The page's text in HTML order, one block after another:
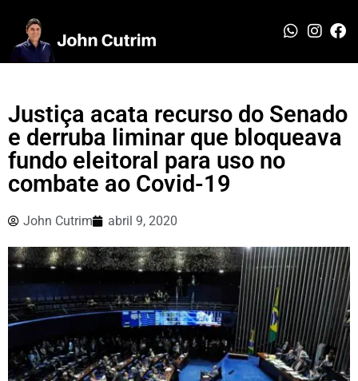
Justiça acata recurso do Senado
e derruba liminar que bloqueava
fundo eleitoral para uso no
combate ao Covid-19
John Cutrim abril 9, 2020